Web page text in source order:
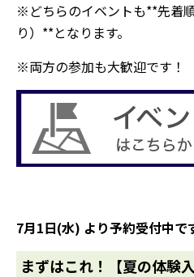
※どちらのイベントも**先着
り）**となります。
※両方の参加も大歓迎です！
7月1日(水) より予約受付中で
まずはこれ！【夏の体験入